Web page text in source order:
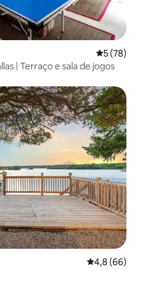
5 de uma
5 (78)
| Terraço e sala de jogos
4,8 de uma
4,8 (66)